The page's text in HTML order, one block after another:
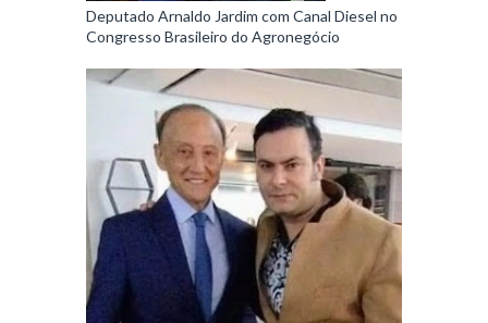
Deputado Arnaldo Jardim com Canal Diesel no
Congresso Brasileiro do Agronegócio